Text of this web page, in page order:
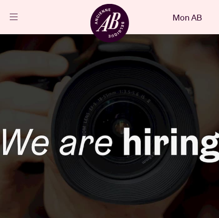
FR
Agenda
Projets
Actualités
Infos visiteurs
AB ❤ you
Mon AB